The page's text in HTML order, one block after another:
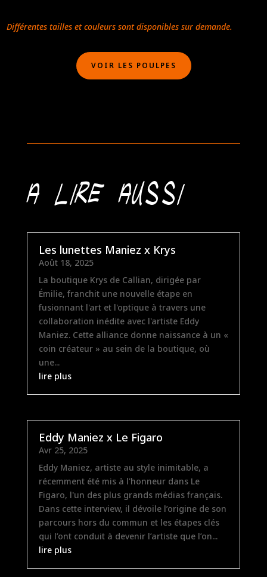
Différentes tailles et couleurs sont disponibles sur demande.
VOIR LES POULPES
A lire aussi
Les lunettes Maniez x Krys
Août 18, 2025
La boutique Krys de Callian, dirigée par
Émilie, franchit une nouvelle étape en
fusionnant l'art et l'optique à travers une
collaboration inédite avec l'artiste Eddy
Maniez. Cette alliance donne naissance à un «
coin créateur » au sein de la boutique, où
une...
lire plus
Eddy Maniez x Le Figaro
Avr 25, 2025
Eddy Maniez, artiste au style inimitable, a
récemment été mis à l'honneur dans Le
Figaro, l'un des plus grands médias français.
Dans cette interview, il dévoile l’origine de son
parcours hors du commun et les étapes clés
qui l’ont conduit à devenir l’artiste que l’on...
lire plus